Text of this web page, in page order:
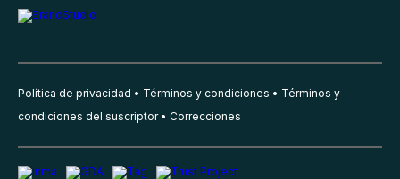
Política de privacidad Términos y condiciones
Términos y
condiciones del suscriptor
Correcciones